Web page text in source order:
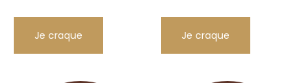
Je craque Je craque